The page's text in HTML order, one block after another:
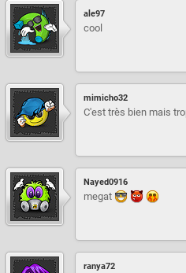
ale97
cool
mimicho32
C'est très bien mais
Nayed0916
megat
ranya72